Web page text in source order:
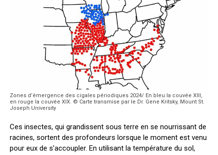
Zones d’émergence des cigales périodiques 2024/ En bleu la couvée XIII,
en rouge la couvée XIX. © Carte transmise par le Dr. Gene Kritsky, Mount St.
Joseph University
Ces insectes, qui grandissent sous terre en se nourrissant de
racines, sortent des profondeurs lorsque le moment est venu
pour eux de s’accoupler. En utilisant la température du sol,